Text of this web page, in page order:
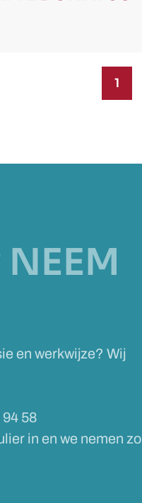
1
NEEM
en werkwijze? Wij
58
in en we nemen zo